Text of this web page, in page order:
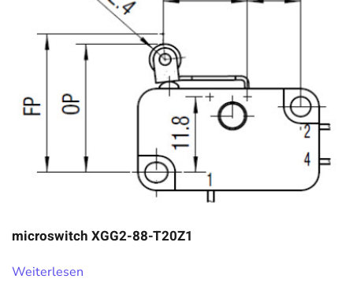
microswitch XGG2-88-T20Z1
Weiterlesen